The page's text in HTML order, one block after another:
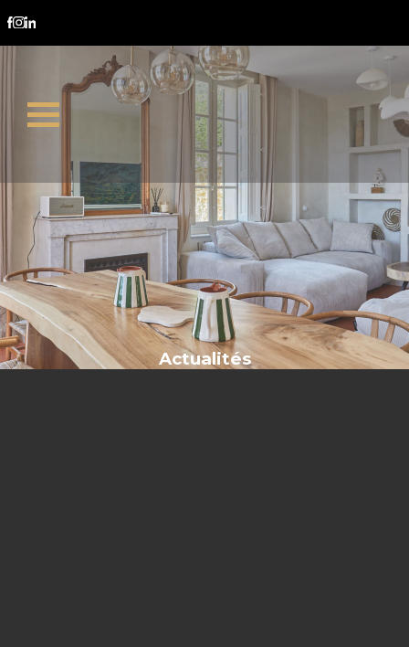
loi Climat
Actualités